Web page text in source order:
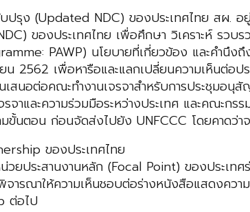
รุง (Updated NDC) ของประเทศไทย สผ. อ
ของประเทศไทย เพื่อศึกษา วิเคราะห์ รว
PAWP) นโยบายที่เกี่ยวข้อง และคำนึง
2562 เพื่อหารือและแลกเปลี่ยนความเห็นต่
เสนอต่อคณะทำงานเจรจาสำหรับการประชุมอ
จรจาและความร่วมมือระหว่างประเทศ และคณ
ขั้นตอน ก่อนจัดส่งไปยัง UNFCCC โดยคาดว่า
ของประเทศไทย
วยประสานงานหลัก (Focal Point) ของประเท
ารณาให้ความเห็นชอบต่อร่างหนังสือแสดงควา
ต่อไป